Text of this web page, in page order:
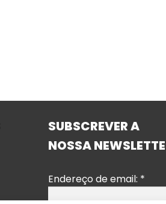
SUBSCREVER A
NOSSA
Endereço de email: *